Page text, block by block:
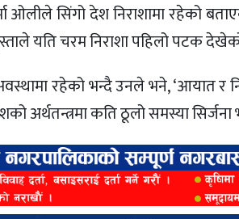
ओलीले सिंगो देश निराशामा रहेको
यति चरम निराशा पहिलो पटक
रहेको भन्दै उनले भने, ‘आयात र
अर्थतन्त्रमा कति ठूलो समस्या